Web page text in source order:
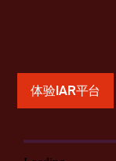
体验IAR平台